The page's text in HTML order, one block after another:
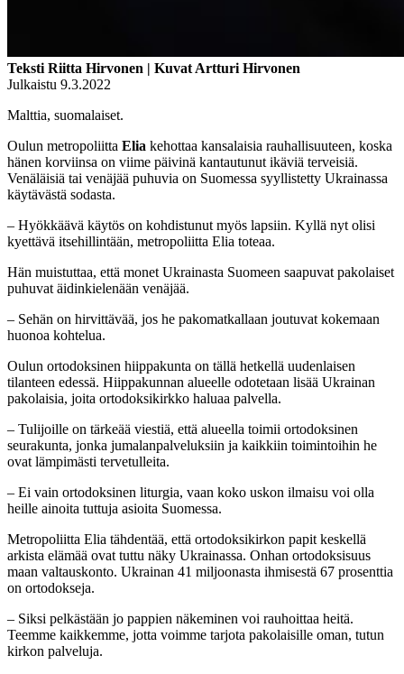
Teksti Riitta Hirvonen | Kuvat Artturi Hirvonen
Julkaistu 9.3.2022
Malttia, suomalaiset.
Oulun metropoliitta Elia kehottaa kansalaisia rauhallisuuteen, koska
hänen korviinsa on viime päivinä kantautunut ikäviä terveisiä.
Venäläisiä tai venäjää puhuvia on Suomessa syyllistetty Ukrainassa
käytävästä sodasta.
– Hyökkäävä käytös on kohdistunut myös lapsiin. Kyllä nyt olisi
kyettävä itsehillintään, metropoliitta Elia toteaa.
Hän muistuttaa, että monet Ukrainasta Suomeen saapuvat pakolaiset
puhuvat äidinkielenään venäjää.
– Sehän on hirvittävää, jos he pakomatkallaan joutuvat kokemaan
huonoa kohtelua.
Oulun ortodoksinen hiippakunta on tällä hetkellä uudenlaisen
tilanteen edessä. Hiippakunnan alueelle odotetaan lisää Ukrainan
pakolaisia, joita ortodoksikirkko haluaa palvella.
– Tulijoille on tärkeää viestiä, että alueella toimii ortodoksinen
seurakunta, jonka jumalanpalveluksiin ja kaikkiin toimintoihin he
ovat lämpimästi tervetulleita.
– Ei vain ortodoksinen liturgia, vaan koko uskon ilmaisu voi olla
heille ainoita tuttuja asioita Suomessa.
Metropoliitta Elia tähdentää, että ortodoksikirkon papit keskellä
arkista elämää ovat tuttu näky Ukrainassa. Onhan ortodoksisuus
maan valtauskonto. Ukrainan 41 miljoonasta ihmisestä 67 prosenttia
on ortodokseja.
– Siksi pelkästään jo pappien näkeminen voi rauhoittaa heitä.
Teemme kaikkemme, jotta voimme tarjota pakolaisille oman, tutun
kirkon palveluja.